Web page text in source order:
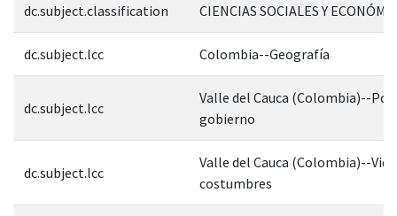
dc.subject.classification CIENCIAS SOCIALES Y
dc.subject.lcc Colombia--Geografía
dc.subject.lcc
Valle del Cauca (Colombia)--
gobierno
dc.subject.lcc
Valle del Cauca (Colombia)--
costumbres